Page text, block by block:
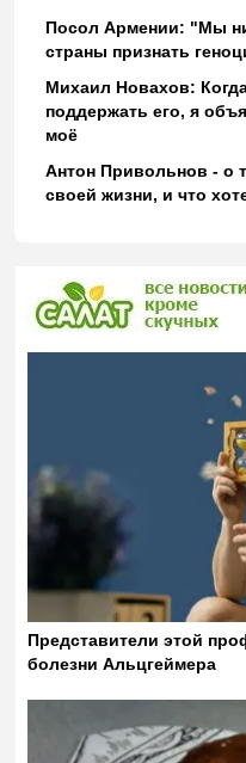
Посол Армении: "Мы
страны признать
Михаил Новахов:
поддержать его, я
моё
Антон Привольнов - о
своей жизни, и что